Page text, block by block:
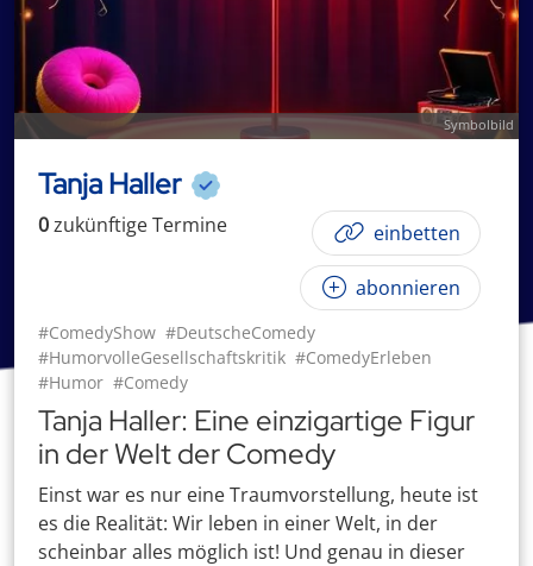
Symbolbild
Tanja Haller
0zukünftigeTermine einbetten
abonnieren
#ComedyShow #DeutscheComedy
#HumorvolleGesellschaftskritik #ComedyErleben
#Humor #Comedy
Tanja Haller: Eine einzigartige Figur
in der Welt der Comedy
Einst war es nur eine Traumvorstellung, heute ist
es die Realität: Wir leben in einer Welt, in der
scheinbar alles möglich ist! Und genau in dieser